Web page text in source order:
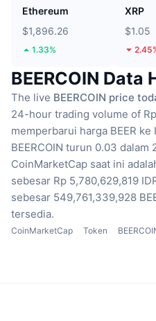
Ethereum
$1,896.26
1.33%
XRP
$1.05
BEERCOIN Data
The live BEERCOIN price
24-hour trading volume of
memperbarui harga BEER
BEERCOIN turun 0.03 dalam
CoinMarketCap saat ini
sebesar Rp 5,780,629,819
sebesar 549,761,339,928
tersedia.
CoinMarketCap Token